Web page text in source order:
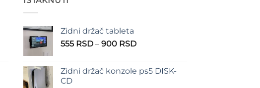
Zidni držač tableta
555 RSD – 900 RSDRaspon
555 RSD
Zidni držač konzole ps5 DISK-
CD